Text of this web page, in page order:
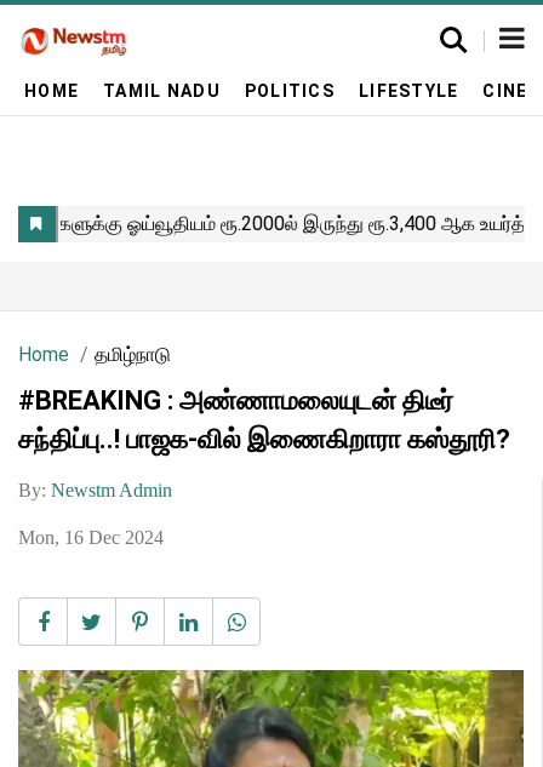
HOME TAMIL NADU POLITICS LIFESTYLE
Home தமிழ்நாடு
#BREAKING : அண்ணாமலையுடன் திடீர்
சந்திப்பு..! பாஜக-வில் இணைகிறாரா கஸ்தூரி?
By: Newstm Admin
Mon, 16 Dec 2024